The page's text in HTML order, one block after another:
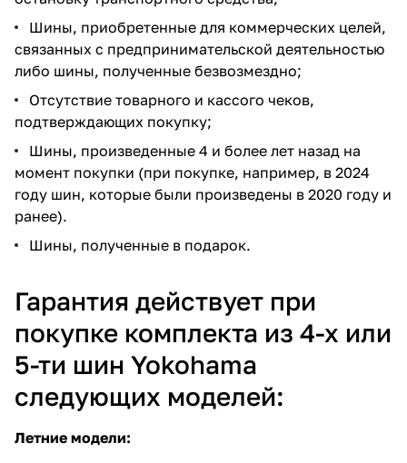
Шины, приобретенные для коммерческих целей,
связанных с предпринимательской деятельностью
либо шины, полученные безвозмездно;
Отсутствие товарного и кассого чеков,
подтверждающих покупку;
Шины, произведенные 4 и более лет назад на
момент покупки (при покупке, например, в 2024
году шин, которые были произведены в 2020 году и
ранее).
Шины, полученные в подарок.
Гарантия действует при
покупке комплекта из 4-х или
5-ти шин Yokohama
следующих моделей:
Летние модели: